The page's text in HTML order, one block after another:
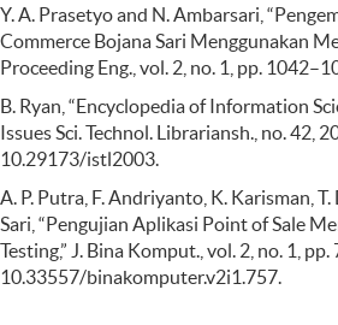
Y. A. Prasetyo and N. Ambarsari,
Commerce Bojana Sari Menggunakan
Proceeding Eng., vol. 2, no. 1, pp.
B. Ryan, “Encyclopedia of Information
Issues Sci. Technol. Librariansh., no. 42,
10.29173/istl2003.
A. P. Putra, F. Andriyanto, K. Karisman, T.
Sari, “Pengujian Aplikasi Point of Sale
Testing,” J. Bina Komput., vol. 2, no. 1,
10.33557/binakomputer.v2i1.757.